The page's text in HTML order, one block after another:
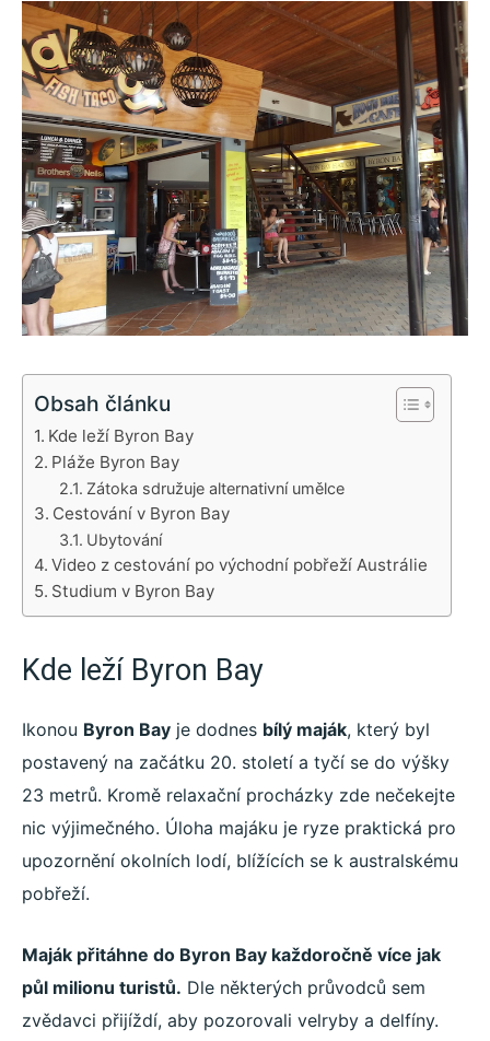
Obsah článku
Kde leží Byron Bay
Pláže Byron Bay
Zátoka sdružuje alternativní umělce
Cestování v Byron Bay
Ubytování
Video z cestování po východní pobřeží Austrálie
Studium v Byron Bay
Kde leží Byron Bay
Ikonou Byron Bay je dodnes bílý maják, který byl
postavený na začátku 20. století a tyčí se do výšky
23 metrů. Kromě relaxační procházky zde nečekejte
nic výjimečného. Úloha majáku je ryze praktická pro
upozornění okolních lodí, blížících se k australskému
pobřeží.
Maják přitáhne do Byron Bay každoročně více jak
půl milionu turistů. Dle některých průvodců sem
zvědavci přijíždí, aby pozorovali velryby a delfíny.